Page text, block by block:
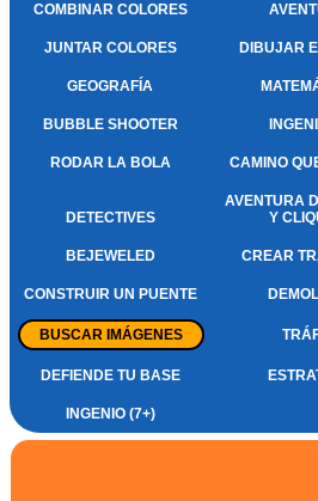
COMBINAR COLORES
JUNTAR COLORES DIBUJAR
GEOGRAFÍA
BUBBLE SHOOTER
RODAR LA BOLA CAMINO
DETECTIVES
AVENTURA
Y
BEJEWELED CREAR
CONSTRUIR UN PUENTE
BUSCAR IMÁGENES
DEFIENDE TU BASE
INGENIO (7+)